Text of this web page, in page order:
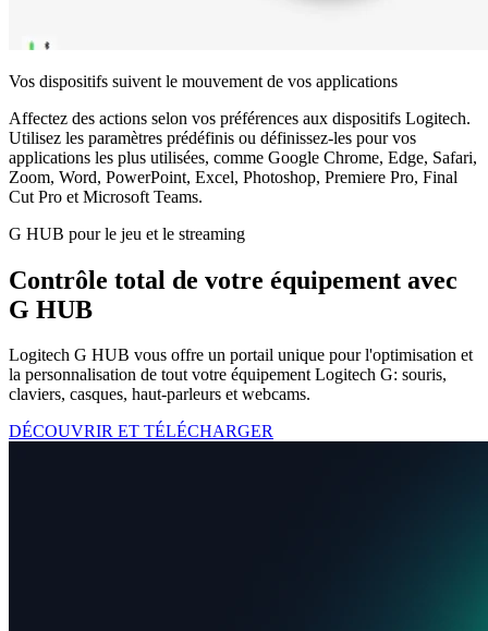
Vos dispositifs suivent le mouvement de vos applications
Affectez des actions selon vos préférences aux dispositifs Logitech.
Utilisez les paramètres prédéfinis ou définissez-les pour vos
applications les plus utilisées, comme Google Chrome, Edge, Safari,
Zoom, Word, PowerPoint, Excel, Photoshop, Premiere Pro, Final
Cut Pro et Microsoft Teams.
G HUB pour le jeu et le streaming
Contrôle total de votre équipement avec
G HUB
Logitech G HUB vous offre un portail unique pour l'optimisation et
la personnalisation de tout votre équipement Logitech G: souris,
claviers, casques, haut-parleurs et webcams.
DÉCOUVRIR ET TÉLÉCHARGER